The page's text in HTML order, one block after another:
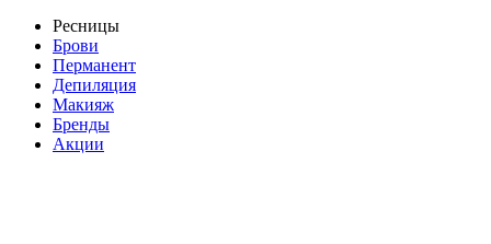
Ресницы
Брови
Перманент
Депиляция
Макияж
Бренды
Акции